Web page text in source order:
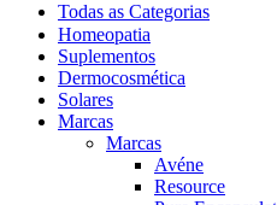
Todas as Categorias
Homeopatia
Suplementos
Dermocosmética
Solares
Marcas
Marcas
Avéne
Resource